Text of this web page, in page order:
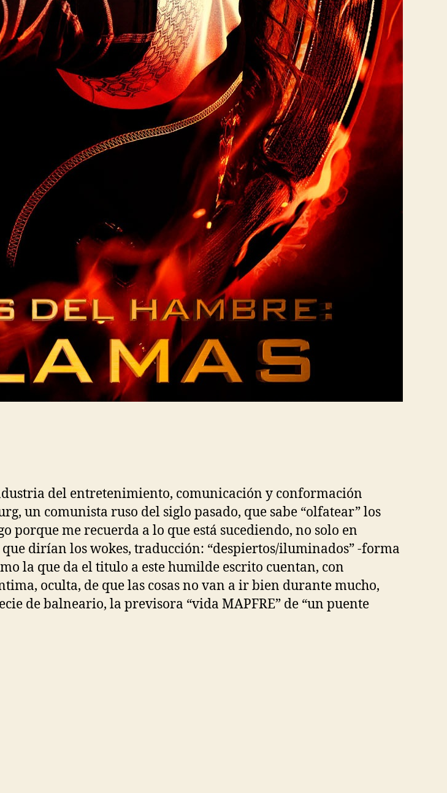
del entretenimiento, comunicación y conformación
un comunista ruso del siglo pasado, que sabe “olfatear” los
porque me recuerda a lo que está sucediendo, no solo en
dirían los wokes, traducción: “despiertos/iluminados” -forma
la que da el titulo a este humilde escrito cuentan, con
oculta, de que las cosas no van a ir bien durante mucho,
de balneario, la previsora “vida MAPFRE” de “un puente